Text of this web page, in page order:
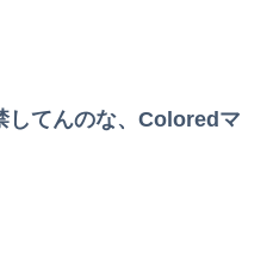
してんのな、Coloredマ